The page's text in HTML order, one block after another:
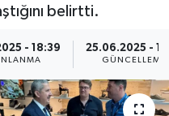
belirtti.
- 18:39 25.06.2025 -
GÜNCELLEME